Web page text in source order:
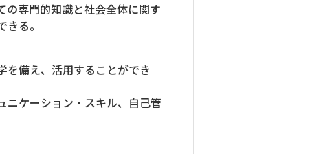
専門的知識と社会全体に関す
る。
備え、活用することができ
ケーション・スキル、自己管